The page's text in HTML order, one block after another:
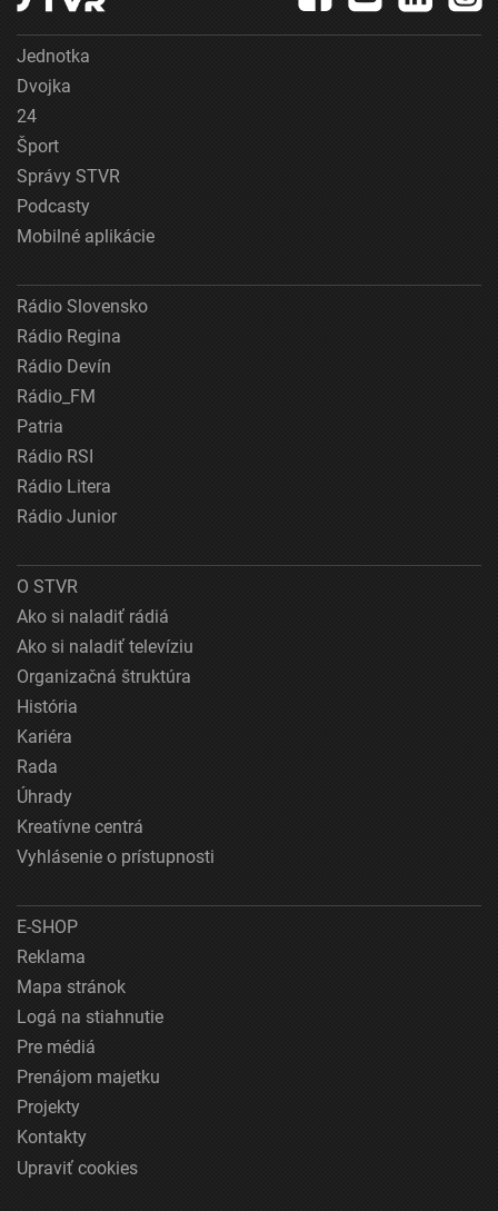
Jednotka
Dvojka
24
Šport
Správy STVR
Podcasty
Mobilné aplikácie
Rádio Slovensko
Rádio Regina
Rádio Devín
Rádio_FM
Patria
Rádio RSI
Rádio Litera
Rádio Junior
O STVR
Ako si naladiť rádiá
Ako si naladiť televíziu
Organizačná štruktúra
História
Kariéra
Rada
Úhrady
Kreatívne centrá
Vyhlásenie o prístupnosti
E-SHOP
Reklama
Mapa stránok
Logá na stiahnutie
Pre médiá
Prenájom majetku
Projekty
Kontakty
Upraviť cookies